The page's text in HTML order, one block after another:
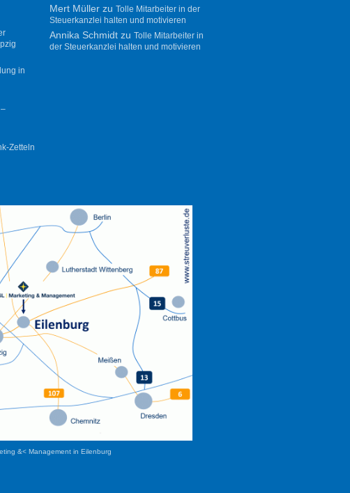
in
Zetteln
Mert Müllerzu Tolle Mitarbeiter in der
Steuerkanzlei halten und motivieren
Annika Schmidtzu Tolle Mitarbeiter in
der Steuerkanzlei halten und motivieren
&< Management in Eilenburg